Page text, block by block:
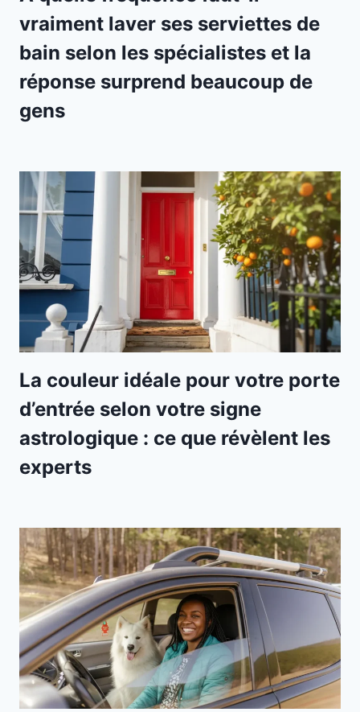
vraiment laver ses serviettes de
bain selon les spécialistes et la
réponse surprend beaucoup de
gens
La couleur idéale pour votre porte
d’entrée selon votre signe
astrologique : ce que révèlent les
experts